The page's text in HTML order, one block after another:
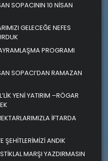
SOPACININ 10 NİSAN
GELECEĞE NEFES
PROGRAMI
SOPACI’DAN RAMAZAN
YENİ YATIRIM –RÖGAR
İFTARDA
ŞEHİTLERİMİZİ ANDIK
MARŞI YAZDIRMASIN